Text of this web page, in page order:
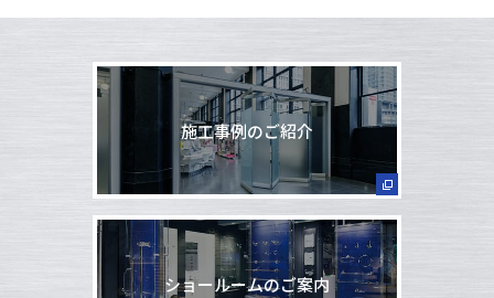
施工事例のご紹介
ショールームのご案内